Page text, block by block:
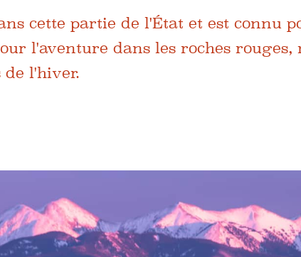
cette partie de l'État et est connu
l'aventure dans les roches rouges,
de l'hiver.